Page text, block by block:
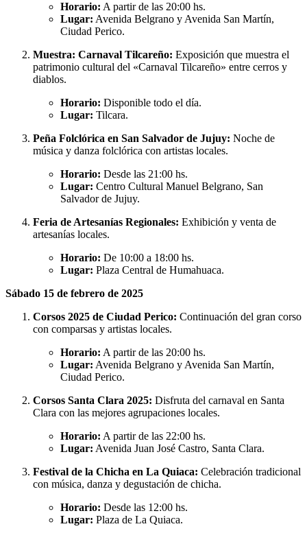
Horario: A partir de las 20:00 hs.
Lugar: Avenida Belgrano y Avenida San Martín,
Ciudad Perico.
Muestra: Carnaval Tilcareño: Exposición que muestra el
patrimonio cultural del «Carnaval Tilcareño» entre cerros y
diablos.
Horario: Disponible todo el día.
Lugar: Tilcara.
Peña Folclórica en San Salvador de Jujuy: Noche de
música y danza folclórica con artistas locales.
Horario: Desde las 21:00 hs.
Lugar: Centro Cultural Manuel Belgrano, San
Salvador de Jujuy.
Feria de Artesanías Regionales: Exhibición y venta de
artesanías locales.
Horario: De 10:00 a 18:00 hs.
Lugar: Plaza Central de Humahuaca.
Sábado 15 de febrero de 2025
Corsos 2025 de Ciudad Perico: Continuación del gran corso
con comparsas y artistas locales.
Horario: A partir de las 20:00 hs.
Lugar: Avenida Belgrano y Avenida San Martín,
Ciudad Perico.
Corsos Santa Clara 2025: Disfruta del carnaval en Santa
Clara con las mejores agrupaciones locales.
Horario: A partir de las 22:00 hs.
Lugar: Avenida Juan José Castro, Santa Clara.
Festival de la Chicha en La Quiaca: Celebración tradicional
con música, danza y degustación de chicha.
Horario: Desde las 12:00 hs.
Lugar: Plaza de La Quiaca.